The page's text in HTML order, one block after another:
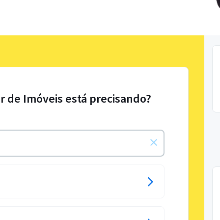
de Imóveis está precisando?